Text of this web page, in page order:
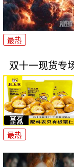
最热
双十一现货专
最热